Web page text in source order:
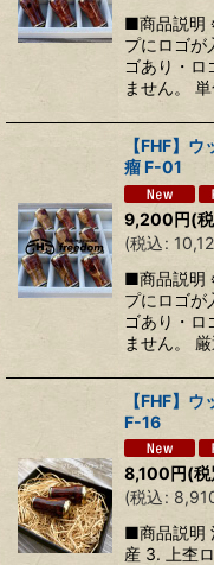
■商品説明
プにロゴが
ゴあり・ロ
ません。
【FHF】
瘤 F-01
9,200円(
(税込:
■商品説明
プにロゴが
ゴあり・ロ
ません。
【FHF】
F-16
8,100円(税
(税込:
■商品説明
産 3. 上杢